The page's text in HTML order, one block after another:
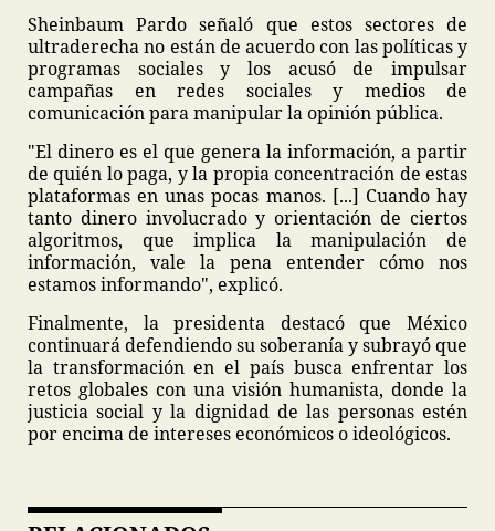
Sheinbaum Pardo señaló que estos sectores de
ultraderecha no están de acuerdo con las políticas y
programas sociales y los acusó de impulsar
campañas en redes sociales y medios de
comunicación para manipular la opinión pública.
"El dinero es el que genera la información, a partir
de quién lo paga, y la propia concentración de estas
plataformas en unas pocas manos. [...] Cuando hay
tanto dinero involucrado y orientación de ciertos
algoritmos, que implica la manipulación de
información, vale la pena entender cómo nos
estamos informando", explicó.
Finalmente, la presidenta destacó que México
continuará defendiendo su soberanía y subrayó que
la transformación en el país busca enfrentar los
retos globales con una visión humanista, donde la
justicia social y la dignidad de las personas estén
por encima de intereses económicos o ideológicos.